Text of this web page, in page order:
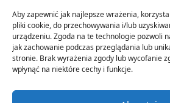
Aby zapewnić jak najlepsze wrażenia,
pliki cookie, do przechowywania i/lub
urządzeniu. Zgoda na te technologie pozwoli
jak zachowanie podczas przeglądania lub
stronie. Brak wyrażenia zgody lub wycofanie
wpłynąć na niektóre cechy i funkcje.